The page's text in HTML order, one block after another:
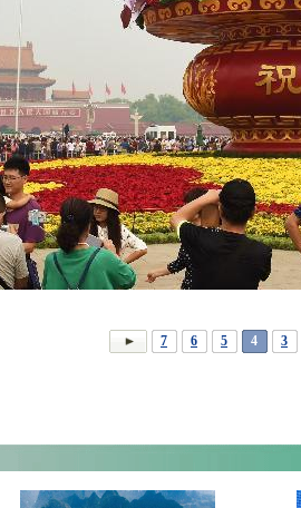
3
4
5
6
7